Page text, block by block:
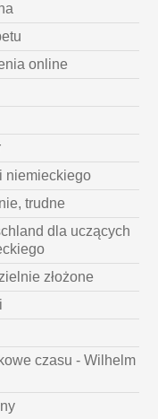
online
niemieckiego
trudne
dla uczących
złożone
czasu - Wilhelm